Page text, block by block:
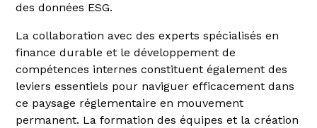
des données ESG.
La collaboration avec des experts spécialisés en
finance durable et le développement de
compétences internes constituent également des
leviers essentiels pour naviguer efficacement dans
ce paysage réglementaire en mouvement
permanent. La formation des équipes et la création